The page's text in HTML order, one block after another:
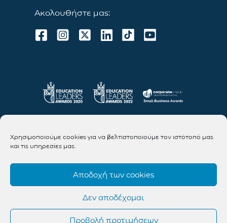
Χρησιμοποιούμε cookies για να βελτιστοποιούμε τον ιστότοπό μας
και τις υπηρεσίες μας.
Αποδοχή των cookies
Δεν αποδέχομαι
Προβολή προτιμήσεων
Ακολουθήστε μας: